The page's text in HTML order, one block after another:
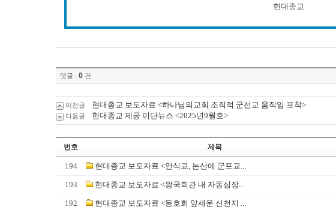
현대종교
댓글 : 0 건
이전글 현대종교 보도자료 <하나님의교회 조직적 군선교 움직임 포착>
다음글 현대종교 제공 이단뉴스 <2025년9월호>
번호 제목
194 현대종교 보도자료 <안식교, 논산에 군포교...
193 현대종교 보도자료 <왕국회관 내 자동심장...
192 현대종교 보도자료 <동호회 앞세운 신천지 ...